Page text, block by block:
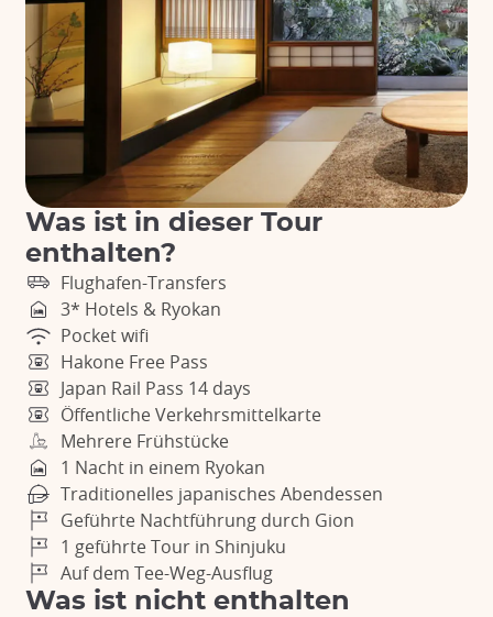
Was ist in dieser Tour
enthalten?
Flughafen-Transfers
3* Hotels & Ryokan
Pocket wifi
Hakone Free Pass
Japan Rail Pass 14 days
Öffentliche Verkehrsmittelkarte
Mehrere Frühstücke
1 Nacht in einem Ryokan
Traditionelles japanisches Abendessen
Geführte Nachtführung durch Gion
1 geführte Tour in Shinjuku
Auf dem Tee-Weg-Ausflug
Was ist nicht enthalten